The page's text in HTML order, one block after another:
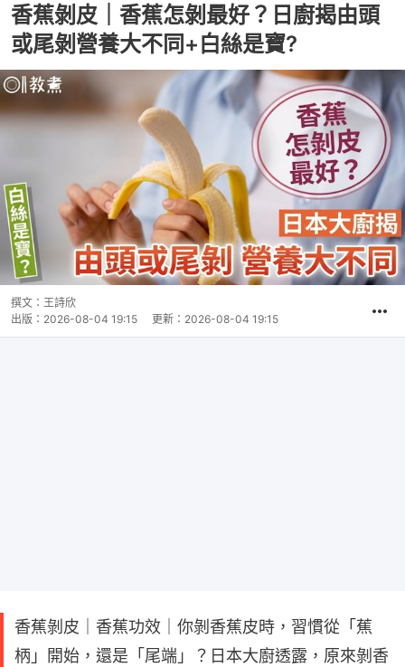
香蕉剝皮｜香蕉怎剝最好？日廚揭由頭
或尾剝營養大不同+白絲是寶?
撰文： 王詩欣
出版： 2026-08-04 19:15 更新： 2026-08-04 19:15
香蕉剝皮｜香蕉功效｜你剝香蕉皮時，習慣從「蕉
柄」開始，還是「尾端」？日本大廚透露，原來剝香